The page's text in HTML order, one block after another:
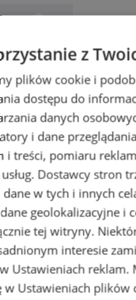
z
plików cookie i
dostępu do
danych
i dane
i treści, pomiaru
Dostawcy stron
w tych i innych
geolokalizacyjne i
tej witryny.
interesie
Ustawieniach reklam.
w Ustawieniach plików